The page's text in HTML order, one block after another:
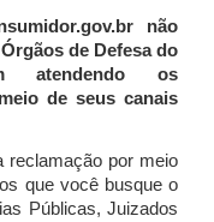
não
de Defesa do
atendendo os
de seus canais
reclamação por meio
que você busque o
Públicas, Juizados